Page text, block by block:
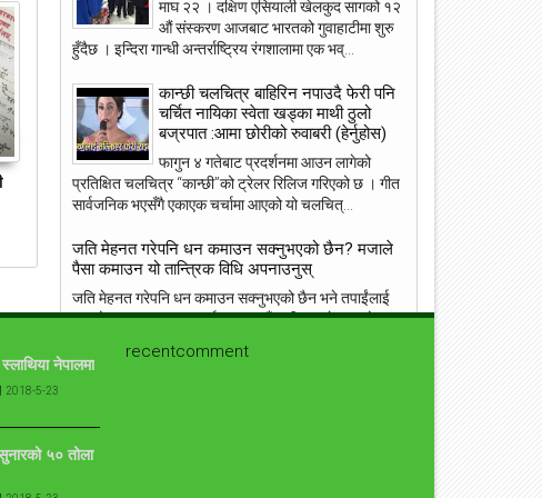
2018
कांग्रेस उपसभापति निधि अमेरिकामा
22
May
2018
आइपीएल : हैदरावादलाई हराउँदै चेन्नाई
पटक फाइनलमा, फाप डु प्लेसिसको
ब्याटिङ
माघ २२ । दक्षिण एसियाली खेलकुद सागको १२
औं संस्करण आजबाट भारतको गुवाहाटीमा शुरु
हुँदैछ । इन्दिरा गान्धी अन्तर्राष्ट्रिय रंगशालामा एक भव्...
कान्छी चलचित्र बाहिरिन नपाउदै फेरी पनि
चर्चित नायिका स्वेता खड्का माथी ठुलो
बज्रपात :आमा छोरीको रुवाबरी (हेर्नुहोस)
फागुन ४ गतेबाट प्रदर्शनमा आउन लागेको
प्रतिक्षित चलचित्र “कान्छी”को ट्रेलर रिलिज गरिएको छ । गीत
सार्वजनिक भएसँगै एकाएक चर्चामा आएको यो चलचित्...
जति मेहनत गरेपनि धन कमाउन सक्नुभएको छैन? मजाले
पैसा कमाउन यो तान्त्रिक विधि अपनाउनुस्
जति मेहनत गरेपनि धन कमाउन सक्नुभएको छैन भने तपाईंलाई
ग्रहदोष हुनसक्छ । यसलाई हटाउन ऊँ श्री हनुमते नमः यो मन्त्र
ब्राह्लेस सेलिब्रिटी सेलिब्रिज का लागि उनको ब्रा छोड़ने बस्त्र
सामान्य हो । जब जब उनीहरु रातो कालो, अगाडी पछाडी छल्नै
नेपालमा
2018-5-23
५० तोला
recentcomment